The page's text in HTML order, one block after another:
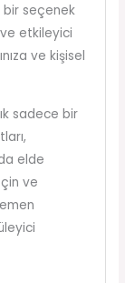
bir seçenek
ve etkileyici
ve kişisel
sadece bir
elde
ve